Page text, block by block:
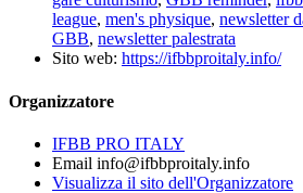
league, men's physique, newsletter
GBB, newsletter palestrata
Sito web: https://ifbbproitaly.info/
Organizzatore
IFBB PRO ITALY
Email info@ifbbproitaly.info
Visualizza il sito dell'Organizzatore